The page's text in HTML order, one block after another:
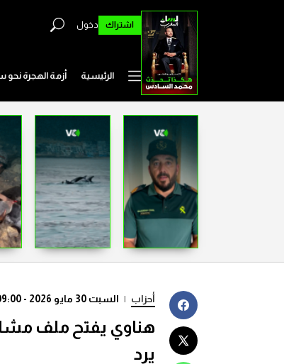
اشتراك دخول
الرئيسية أزمة الهجرة نحو
أحزاب | السبت 30 مايو 2026 - 09:00
هناوي يفتح ملف
يرد